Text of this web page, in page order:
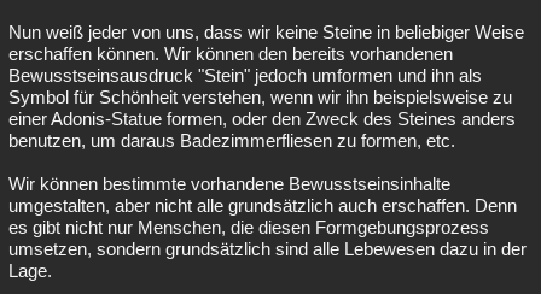
Nun weiß jeder von uns, dass wir keine Steine in beliebiger Weise
erschaffen können. Wir können den bereits vorhandenen
Bewusstseinsausdruck "Stein" jedoch umformen und ihn als
Symbol für Schönheit verstehen, wenn wir ihn beispielsweise zu
einer Adonis-Statue formen, oder den Zweck des Steines anders
benutzen, um daraus Badezimmerfliesen zu formen, etc.
Wir können bestimmte vorhandene Bewusstseinsinhalte
umgestalten, aber nicht alle grundsätzlich auch erschaffen. Denn
es gibt nicht nur Menschen, die diesen Formgebungsprozess
umsetzen, sondern grundsätzlich sind alle Lebewesen dazu in der
Lage.